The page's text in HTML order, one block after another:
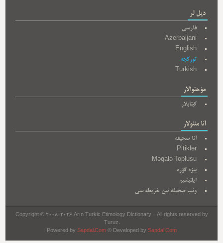
دیل لر
فارسی
Azerbaijani
English
تورکجه
Turkish
مؤحتوالار
کیتابلار
آنا مئنولار
آنا صحیفه
Pitiklər
Məqalə Toplusu
بیزه گؤره
ایلتیشیم
وئب صحیفه نین خریطه سی
Copyright © 2008-2026 Arın Turkic Etimology Dictionary - All rights reserved by
Turuz.
Powered by Sapdal.Com© Developed by Sapdal.Com